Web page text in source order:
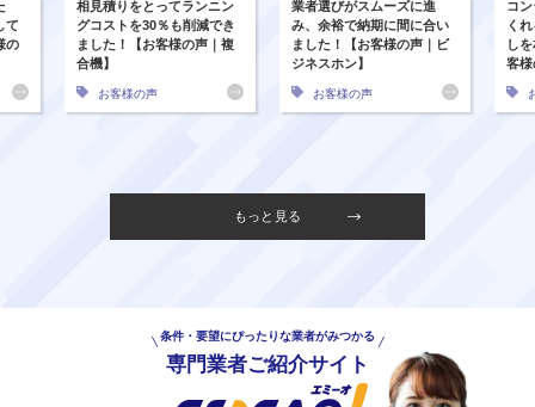
て
の
相見積りをとってランニン
グコストを30％も削減でき
ました！【お客様の声｜複
合機】
お客様の声
業者選びがスムーズに進
み、余裕で納期に間に合い
ました！【お客様の声｜ビ
ジネスホン】
お客様の声
コ
く
し
客
もっと見る
条件・要望にぴったりな業者がみつかる
専門業者ご紹介サイト